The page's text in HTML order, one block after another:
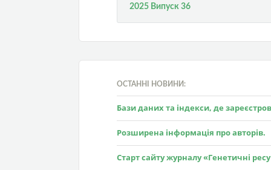
2025 Випуск 36
ОСТАННІ НОВИНИ:
Бази даних та індекси, де
Розширена інформація про авторів.
Старт сайту журналу «Генетичні